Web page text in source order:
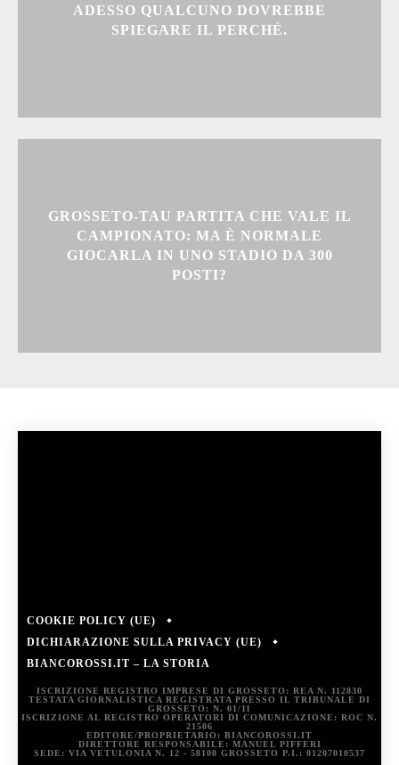
ADESSO QUALCUNO DOVREBBE
SPIEGARE IL PERCHÉ.
GROSSETO-TAU PARTITA CHE VALE IL
CAMPIONATO: MA È NORMALE
GIOCARLA IN UNO STADIO DA 300
POSTI?
COOKIE POLICY (UE)
DICHIARAZIONE SULLA PRIVACY (UE)
BIANCOROSSI.IT – LA STORIA
ISCRIZIONE REGISTRO IMPRESE DI GROSSETO: REA N. 112830
TESTATA GIORNALISTICA REGISTRATA PRESSO IL TRIBUNALE DI
GROSSETO: N. 01/11
ISCRIZIONE AL REGISTRO OPERATORI DI COMUNICAZIONE: ROC N.
21506
EDITORE/PROPRIETARIO: BIANCOROSSI.IT
DIRETTORE RESPONSABILE: MANUEL PIFFERI
SEDE: VIA VETULONIA N. 12 - 58100 GROSSETO P.I.: 01207010537